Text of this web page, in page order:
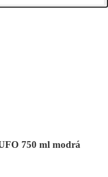
750 ml modrá